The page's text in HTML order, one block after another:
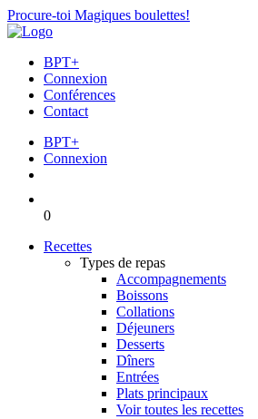
Procure-toi Magiques boulettes!
BPT+
Connexion
Conférences
Contact
BPT+
Connexion
0
Recettes
Types de repas
Accompagnements
Boissons
Collations
Déjeuners
Desserts
Dîners
Entrées
Plats principaux
Voir toutes les recettes